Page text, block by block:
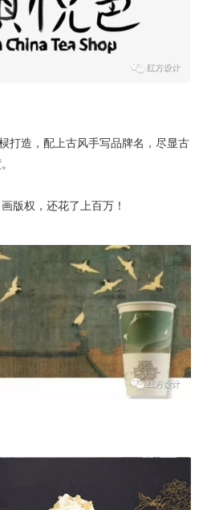
造，配上古风手写品牌名，尽显古
权，还花了上百万！